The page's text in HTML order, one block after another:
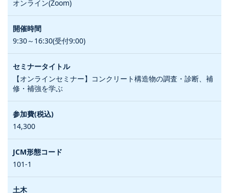
オンライン(Zoom)
9:30～16:30(受付9:00)
【オンラインセミナー】コンクリート構造物の調査・診断、補
修・補強を学ぶ
14,300
101-1